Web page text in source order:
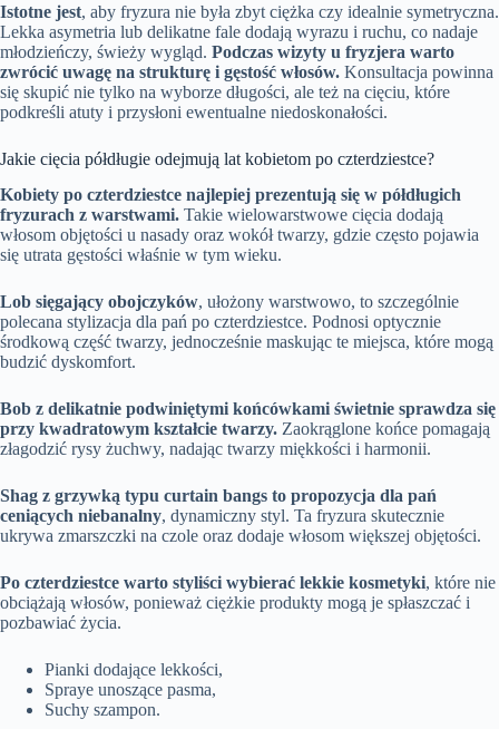
Istotne jest, aby fryzura nie była zbyt ciężka czy idealnie symetryczna.
Lekka asymetria lub delikatne fale dodają wyrazu i ruchu, co nadaje
młodzieńczy, świeży wygląd. Podczas wizyty u fryzjera warto
zwrócić uwagę na strukturę i gęstość włosów. Konsultacja powinna
się skupić nie tylko na wyborze długości, ale też na cięciu, które
podkreśli atuty i przysłoni ewentualne niedoskonałości.
Jakie cięcia półdługie odejmują lat kobietom po czterdziestce?
Kobiety po czterdziestce najlepiej prezentują się w półdługich
fryzurach z warstwami. Takie wielowarstwowe cięcia dodają
włosom objętości u nasady oraz wokół twarzy, gdzie często pojawia
się utrata gęstości właśnie w tym wieku.
Lob sięgający obojczyków, ułożony warstwowo, to szczególnie
polecana stylizacja dla pań po czterdziestce. Podnosi optycznie
środkową część twarzy, jednocześnie maskując te miejsca, które mogą
budzić dyskomfort.
Bob z delikatnie podwiniętymi końcówkami świetnie sprawdza się
przy kwadratowym kształcie twarzy. Zaokrąglone końce pomagają
złagodzić rysy żuchwy, nadając twarzy miękkości i harmonii.
Shag z grzywką typu curtain bangs to propozycja dla pań
ceniących niebanalny, dynamiczny styl. Ta fryzura skutecznie
ukrywa zmarszczki na czole oraz dodaje włosom większej objętości.
Po czterdziestce warto styliści wybierać lekkie kosmetyki, które nie
obciążają włosów, ponieważ ciężkie produkty mogą je spłaszczać i
pozbawiać życia.
Pianki dodające lekkości,
Spraye unoszące pasma,
Suchy szampon.